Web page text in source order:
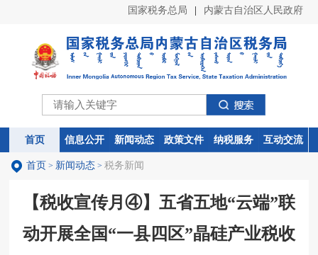
国家税务总局 内蒙古自治区人民政府
首页 信息公开 新闻动态 政策文件 纳税服务 互动交流
首页 信息公开 新闻动态 政策文件 纳税服务 互动交流
首页 > 新闻动态 > 税务新闻
【税收宣传月④】五省五地“云端”联
动开展全国“一县四区”晶硅产业税收